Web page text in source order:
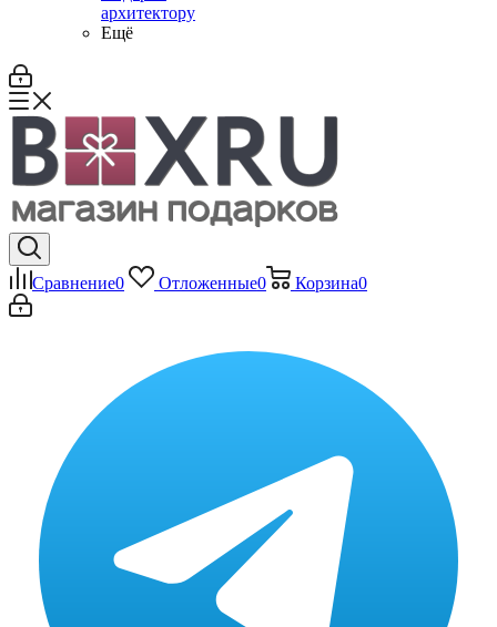
архитектору
Ещё
Сравнение0 Отложенные0 Корзина0